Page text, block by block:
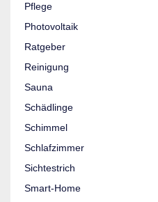
Pflege
Photovoltaik
Ratgeber
Reinigung
Sauna
Schädlinge
Schimmel
Schlafzimmer
Sichtestrich
Smart-Home